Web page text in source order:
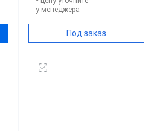
у менеджера
Под заказ